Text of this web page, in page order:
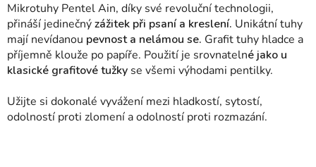
Mikrotuhy Pentel Ain, díky své revoluční technologii,
přináší jedinečnýzážitek při psaní a kreslení. Unikátní tuhy
mají nevídanou pevnost a nelámou se. Grafit tuhy hladce a
příjemně klouže po papíře. Použití je srovnatelné jako u
klasické grafitové tužky se všemi výhodami pentilky.
Užijte si dokonalé vyvážení mezi hladkostí, sytostí,
odolností proti zlomení a odolností proti rozmazání.